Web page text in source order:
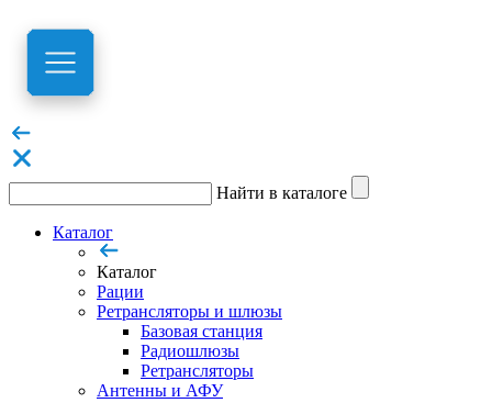
Найти в каталоге
Каталог
Каталог
Рации
Ретрансляторы и шлюзы
Базовая станция
Радиошлюзы
Ретрансляторы
Антенны и АФУ